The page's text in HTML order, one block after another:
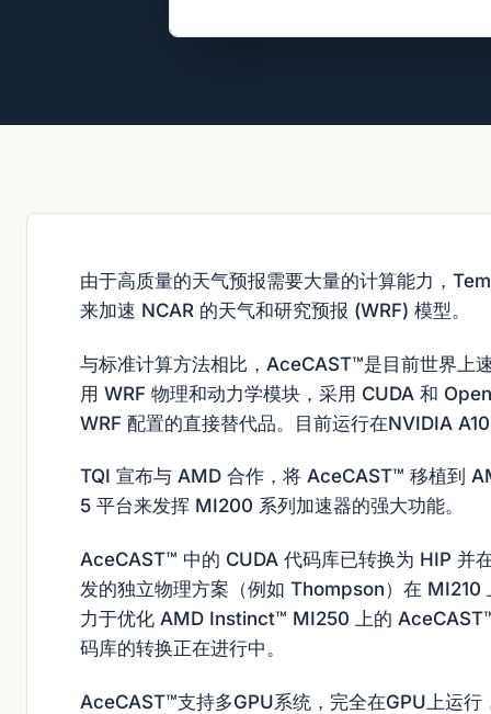
由于高质量的天气预报需要大量的计算能力，
来加速 NCAR 的天气和研究预报 (WRF) 模型。
与标准计算方法相比，AceCAST™是目前世界上
用 WRF 物理和动力学模块，采用 CUDA 和
WRF 配置的直接替代品。目前运行在NVIDIA
TQI 宣布与 AMD 合作，将 AceCAST™ 移植到
5 平台来发挥 MI200 系列加速器的强大功能。
AceCAST™ 中的 CUDA 代码库已转换为 HIP 并
发的独立物理方案（例如 Thompson）在
力于优化 AMD Instinct™ MI250 上的
码库的转换正在进行中。
AceCAST™支持多GPU系统，完全在GPU上运